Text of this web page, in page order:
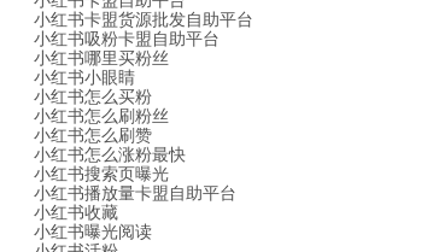
小红书卡盟货源批发自助平台
小红书吸粉卡盟自助平台
小红书哪里买粉丝
小红书小眼睛
小红书怎么买粉
小红书怎么刷粉丝
小红书怎么刷赞
小红书怎么涨粉最快
小红书搜索页曝光
小红书播放量卡盟自助平台
小红书收藏
小红书曝光阅读